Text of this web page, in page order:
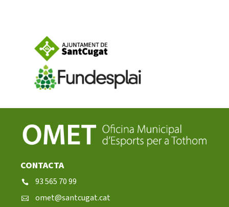
CONTACTA
93 565 70 99
omet@santcugat.cat
Memòria d'activitats
Proposta educativa
ACTUALITAT
Butlletins
Fundesplai als mitjans
Xarxes socials